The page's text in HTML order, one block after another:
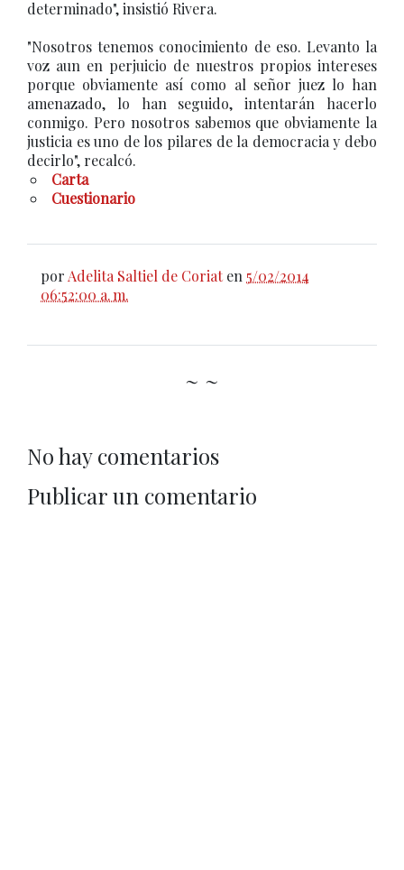
determinado", insistió Rivera.
"Nosotros tenemos conocimiento de eso. Levanto la
voz aun en perjuicio de nuestros propios intereses
porque obviamente así como al señor juez lo han
amenazado, lo han seguido, intentarán hacerlo
conmigo. Pero nosotros sabemos que obviamente la
justicia es uno de los pilares de la democracia y debo
decirlo", recalcó.
Carta
Cuestionario
por Adelita Saltiel de Coriat en 5/02/2014
06:52:00 a. m.
~ ~
No hay comentarios
Publicar un comentario